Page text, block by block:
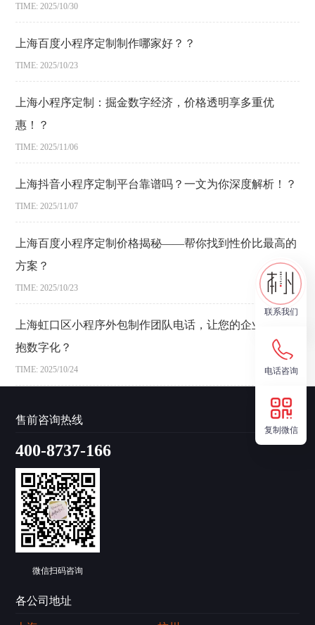
联系我们
电话咨询
复制微信
TIME: 2025/10/30
上海百度小程序定制制作哪家好？？
TIME: 2025/10/23
上海小程序定制：掘金数字经济，价格透明享多重优
惠！？
TIME: 2025/11/06
上海抖音小程序定制平台靠谱吗？一文为你深度解析！？
TIME: 2025/11/07
上海百度小程序定制价格揭秘——帮你找到性价比最高的
方案？
TIME: 2025/10/23
上海虹口区小程序外包制作团队电话，让您的企业快速拥
抱数字化？
TIME: 2025/10/24
售前咨询热线
400-8737-166
微信扫码咨询
各公司地址